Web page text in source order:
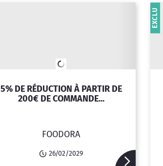
5% DE RÉDUCTION À PARTIR DE
200€ DE COMMANDE...
FOODORA
26/02/2029
EXCLU